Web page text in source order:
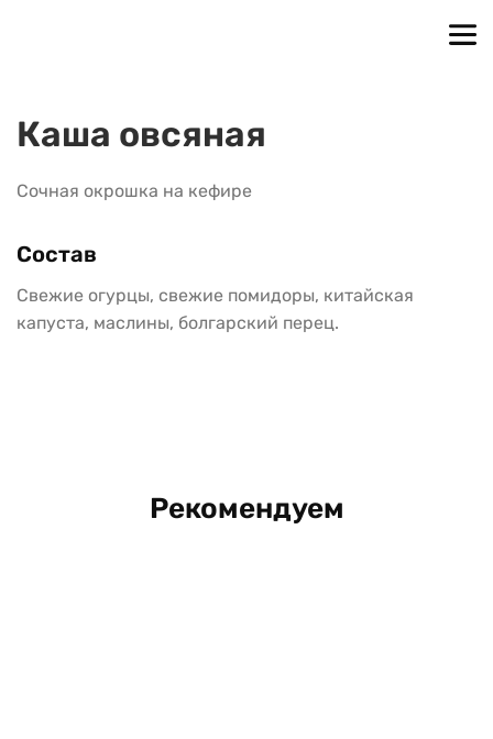
Каша овсяная
Сочная окрошка на кефире
Состав
Свежие огурцы, свежие помидоры, китайская
капуста, маслины, болгарский перец.
Рекомендуем